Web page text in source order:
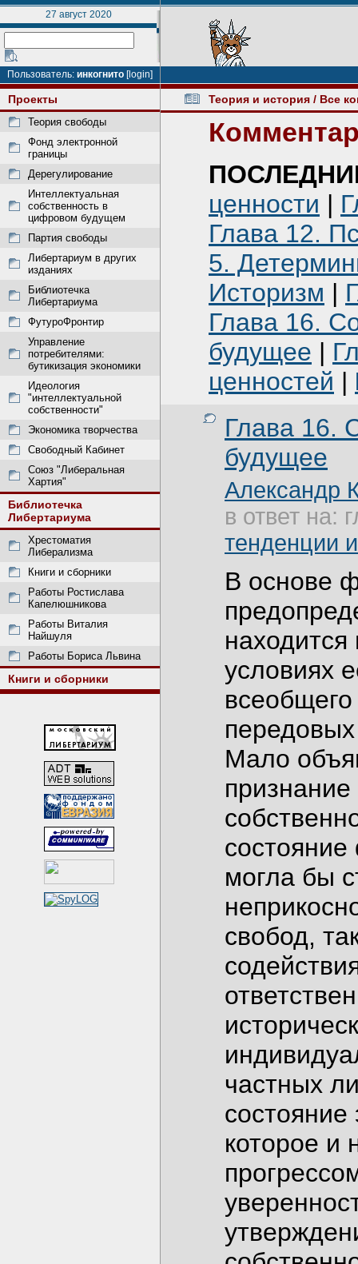
27 август 2020
Пользователь: инкогнито [login]
Проекты
Теория свободы
Фонд электронной
границы
Дерегулирование
Интеллектуальная
собственность в
цифровом будущем
Партия свободы
Либертариум в других
изданиях
Библиотечка
Либертариума
ФутуроФронтир
Управление
потребителями:
бутикизация экономики
Идеология
"интеллектуальной
собственности"
Экономика творчества
Свободный Кабинет
Союз "Либеральная
Хартия"
Библиотечка
Либертариума
Хрестоматия
Либерализма
Книги и сборники
Работы Ростислава
Капелюшникова
Работы Виталия
Найшуля
Работы Бориса Львина
Книги и сборники
Теория и история / Все
ценности |
Глава 12.
5.
Историзм |
Глава 16.
будущее |
ценностей |
Глава 16.
будущее
Александр
в ответ на:
тенденции
В основе
условиях
передовых
Мало
могла бы
свобод,
частных
которое и